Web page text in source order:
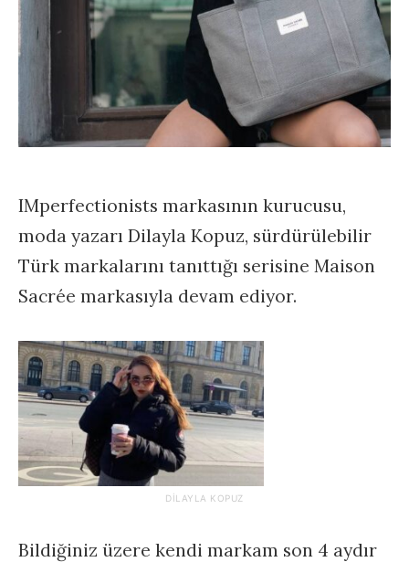
IMperfectionists markasının kurucusu,
moda yazarı Dilayla Kopuz, sürdürülebilir
Türk markalarını tanıttığı serisine Maison
Sacrée markasıyla devam ediyor.
DILAYLA KOPUZ
Bildiğiniz üzere kendi markam son 4 aydır